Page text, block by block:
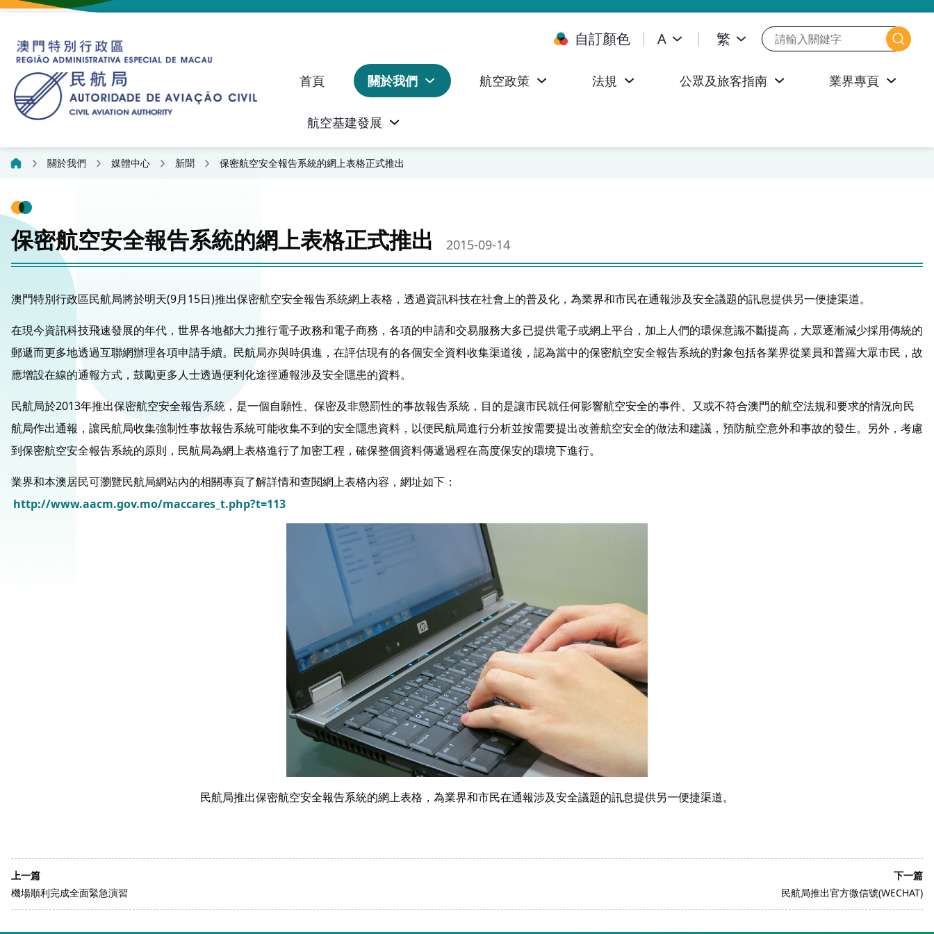
自訂顏色 A 繁
首頁 關於我們 航空政策 法規 公眾及旅客指南 業界專頁
航空基建發展
關於我們 媒體中心 新聞 保密航空安全報告系統的網上表格正式推出
保密航空安全報告系統的網上表格正式推出 2015-09-14
澳門特別行政區民航局將於明天(9月15日)推出保密航空安全報告系統網上表格，透過資訊科技在社會上的普及化，為業界和市民在通報涉及安全議題的訊息提供另一便捷渠道。
在現今資訊科技飛速發展的年代，世界各地都大力推行電子政務和電子商務，各項的申請和交易服務大多已提供電子或網上平台，加上人們的環保意識不斷提高，大眾逐漸減少採用傳統的
郵遞而更多地透過互聯網辦理各項申請手續。民航局亦與時俱進，在評估現有的各個安全資料收集渠道後，認為當中的保密航空安全報告系統的對象包括各業界從業員和普羅大眾市民，故
應增設在線的通報方式，鼓勵更多人士透過便利化途徑通報涉及安全隱患的資料。
民航局於2013年推出保密航空安全報告系統，是一個自願性、保密及非懲罰性的事故報告系統，目的是讓市民就任何影響航空安全的事件、又或不符合澳門的航空法規和要求的情況向民
航局作出通報，讓民航局收集強制性事故報告系統可能收集不到的安全隱患資料，以便民航局進行分析並按需要提出改善航空安全的做法和建議，預防航空意外和事故的發生。另外，考慮
到保密航空安全報告系統的原則，民航局為網上表格進行了加密工程，確保整個資料傳遞過程在高度保安的環境下進行。
業界和本澳居民可瀏覽民航局網站內的相關專頁了解詳情和查閱網上表格內容，網址如下：
http://www.aacm.gov.mo/maccares_t.php?t=113
民航局推出保密航空安全報告系統的網上表格，為業界和市民在通報涉及安全議題的訊息提供另一便捷渠道。
上一篇
機場順利完成全面緊急演習
下一篇
民航局推出官方微信號(WECHAT)